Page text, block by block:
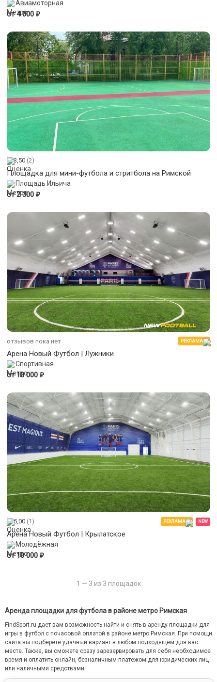
Авиамоторная
от 4 000 ₽
3,50 (2)
Площадка для мини-футбола и стритбола на Римской
Площадь Ильича
от 2 300 ₽
отзывов пока нет РЕКЛАМА
Арена Новый Футбол | Лужники
Спортивная
от 10 000 ₽
5,00 (1) РЕКЛАМА NEW
Арена Новый Футбол | Крылатское
Молодёжная
от 10 000 ₽
1 — 3 из 3 площадок
Аренда площадки для футбола в районе метро Римская
FindSport.ru дает вам возможность найти и снять в аренду площадки для
игры в футбол с почасовой оплатой в районе метро Римская. При помощи
сайта вы подберете удачный вариант в любом подходящем для вас
месте. Также, вы сможете сразу зарезервировать для себя необходимое
время и оплатить онлайн, безналичным платежом для юридических лиц
или наличными средствами.